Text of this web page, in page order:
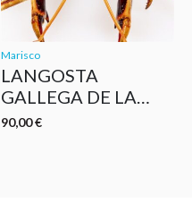
Marisco
LANGOSTA
GALLEGA DE LA
COSTA DA MORTE
90,00€